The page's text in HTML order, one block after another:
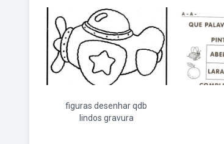
figuras desenhar qdb
lindos gravura